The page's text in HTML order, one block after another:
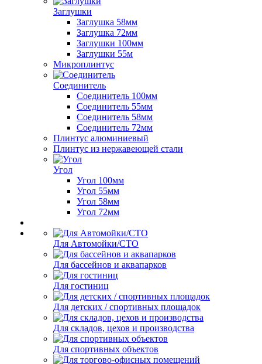
Заглушки
Заглушка 58мм
Заглушка 72мм
Заглушки 100мм
Заглушки 55м
Микроплинтус
Соединитель
Соединитель 100мм
Соединитель 55мм
Соединитель 58мм
Соединитель 72мм
Плинтус алюминиевый
Плинтус из нержавеющей стали
Угол
Угол 100мм
Угол 55мм
Угол 58мм
Угол 72мм
Для Автомойки/СТО
Для бассейнов и аквапарков
Для гостиниц
Для детских / спортивных площадок
Для складов, цехов и производства
Для спортивных объектов